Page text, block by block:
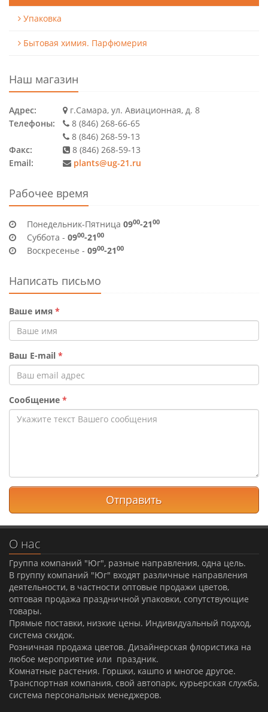
Упаковка
Бытовая химия. Парфюмерия
Наш магазин
Адрес:
г.Самара, ул. Авиационная, д. 8
Телефоны:
8 (846) 268-66-65
8 (846) 268-59-13
Факс:
8 (846) 268-59-13
Email:
plants@ug-21.ru
Рабочее время
Понедельник-Пятница 0900-2100
Суббота - 0900-2100
Воскресенье - 0900-2100
Написать письмо
Ваше имя *
Ваш E-mail *
Сообщение *
О нас
Группа компаний "Юг", разные направления, одна цель.
В группу компаний "Юг" входят различные направления
деятельности, в частности оптовые продажи цветов,
оптовая продажа праздничной упаковки, сопутствующие
товары.
Прямые поставки, низкие цены. Индивидуальный подход,
система скидок.
Розничная продажа цветов. Дизайнерская флористика на
любое мероприятие или праздник.
Комнатные растения. Горшки, кашпо и многое другое.
Транспортная компания, свой автопарк, курьерская служба,
система персональных менеджеров.